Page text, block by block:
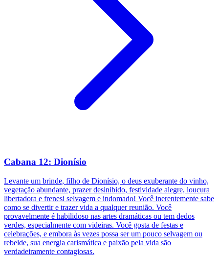
Cabana 12: Dionísio
Levante um brinde, filho de Dionísio, o deus exuberante do vinho,
vegetação abundante, prazer desinibido, festividade alegre, loucura
libertadora e frenesi selvagem e indomado! Você inerentemente sabe
como se divertir e trazer vida a qualquer reunião. Você
provavelmente é habilidoso nas artes dramáticas ou tem dedos
verdes, especialmente com videiras. Você gosta de festas e
celebrações, e embora às vezes possa ser um pouco selvagem ou
rebelde, sua energia carismática e paixão pela vida são
verdadeiramente contagiosas.